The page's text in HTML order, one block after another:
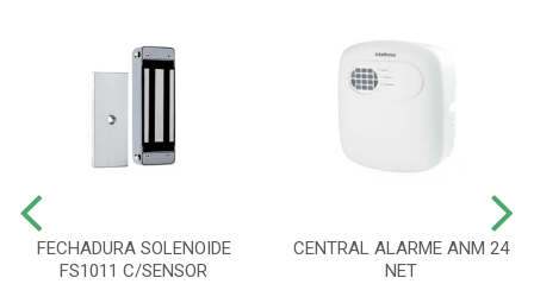
FECHADURA SOLENOIDE
FS1011 C/SENSOR
CENTRAL ALARME ANM 24
NET